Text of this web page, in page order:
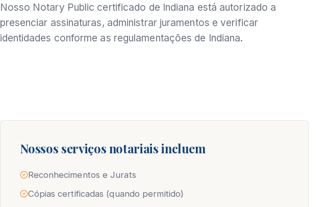
Nosso Notary Public certificado de Indiana está autorizado a
presenciar assinaturas, administrar juramentos e verificar
identidades conforme as regulamentações de Indiana.
Nossos serviços notariais incluem
Reconhecimentos e Jurats
Cópias certificadas (quando permitido)